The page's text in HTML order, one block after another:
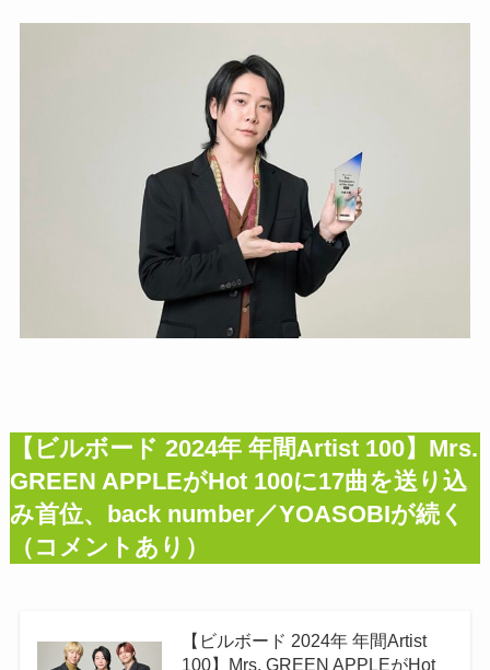
【ビルボード 2024年 年間Artist 100】Mrs.
GREEN APPLEがHot 100に17曲を送り込
み首位、back number／YOASOBIが続く
（コメントあり）
【ビルボード 2024年 年間Artist
100】Mrs. GREEN APPLEがHot